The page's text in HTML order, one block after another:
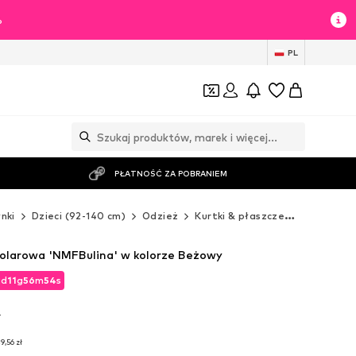
PL
PŁATNOŚĆ ZA POBRANIEM
Dzieci (92-140 cm) Odzież Kurtki & płaszcze
d11g56m52s
zł
d11g56m52s
'NMFBulina' w kolorze Beżowy